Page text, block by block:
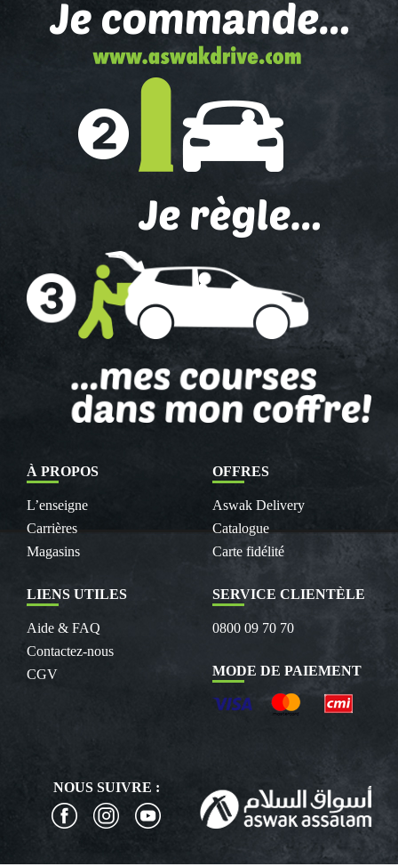
À PROPOS
L’enseigne
Carrières
Magasins
OFFRES
Aswak Delivery
Catalogue
Carte fidélité
LIENS UTILES
Aide & FAQ
Contactez-nous
CGV
SERVICE CLIENTÈLE
0800 09 70 70
MODE DE PAIEMENT
NOUS SUIVRE :